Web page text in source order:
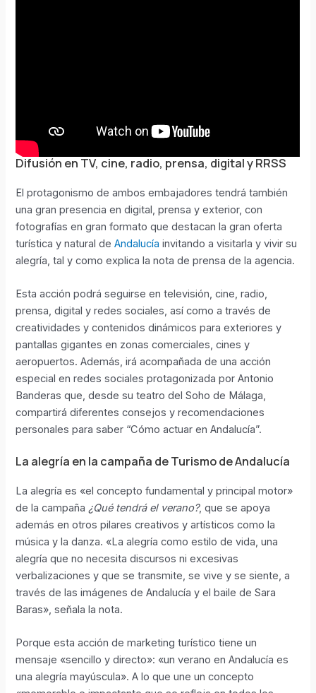
Difusión en TV, cine, radio, prensa, digital y RRSS
El protagonismo de ambos embajadores tendrá también
una gran presencia en digital, prensa y exterior, con
fotografías en gran formato que destacan la gran oferta
turística y natural deAndalucía invitando a visitarla y vivir su
alegría, tal y como explica la nota de prensa de la agencia.
Esta acción podrá seguirse en televisión, cine, radio,
prensa, digital y redes sociales, así como a través de
creatividades y contenidos dinámicos para exteriores y
pantallas gigantes en zonas comerciales, cines y
aeropuertos. Además, irá acompañada de una acción
especial en redes sociales protagonizada por Antonio
Banderas que, desde su teatro del Soho de Málaga,
compartirá diferentes consejos y recomendaciones
personales para saber “Cómo actuar en Andalucía”.
La alegría en la campaña de Turismo de Andalucía
La alegría es «el concepto fundamental y principal motor»
de la campaña ¿Qué tendrá el verano?, que se apoya
además en otros pilares creativos y artísticos como la
música y la danza. «La alegría como estilo de vida, una
alegría que no necesita discursos ni excesivas
verbalizaciones y que se transmite, se vive y se siente, a
través de las imágenes de Andalucía y el baile de Sara
Baras», señala la nota.
Porque esta acción de marketing turístico tiene un
mensaje «sencillo y directo»: «un verano en Andalucía es
una alegría mayúscula». A lo que une un concepto